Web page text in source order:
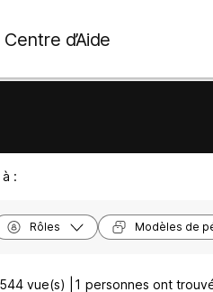
Centre d’Aide
:
Rôles Modèles de
544 vue(s) | 1 personnes ont